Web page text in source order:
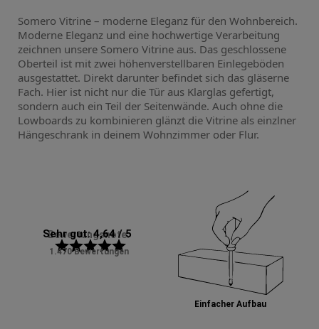
Somero Vitrine – moderne Eleganz für den Wohnbereich.
Moderne Eleganz und eine hochwertige Verarbeitung
zeichnen unsere Somero Vitrine aus. Das geschlossene
Oberteil ist mit zwei höhenverstellbaren Einlegeböden
ausgestattet. Direkt darunter befindet sich das gläserne
Fach. Hier ist nicht nur die Tür aus Klarglas gefertigt,
sondern auch ein Teil der Seitenwände. Auch ohne die
Lowboards zu kombinieren glänzt die Vitrine als einzlner
Hängeschrank in deinem Wohnzimmer oder Flur.
Bewertungsnote:
Sehr gut: 4,64 / 5
starstarstarstarstar
1.470 Bewertungen
Einfacher Aufbau